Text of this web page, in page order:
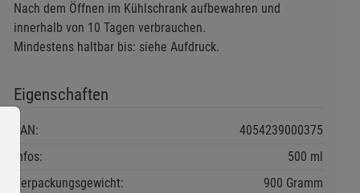
Nach dem Öffnen im Kühlschrank aufbewahren und
innerhalb von 10 Tagen verbrauchen.
Mindestens haltbar bis: siehe Aufdruck.
Eigenschaften
EAN:
4054239000375
Infos:
500 ml
Verpackungsgewicht:
900 Gramm